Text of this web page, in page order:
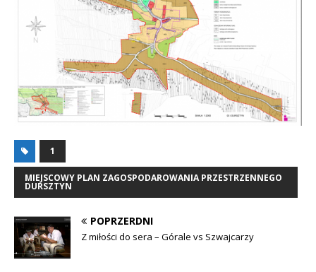
1
MIEJSCOWY PLAN ZAGOSPODAROWANIA PRZESTRZENNEGO
DURSZTYN
POPRZERDNI
Z miłości do sera – Górale vs Szwajcarzy